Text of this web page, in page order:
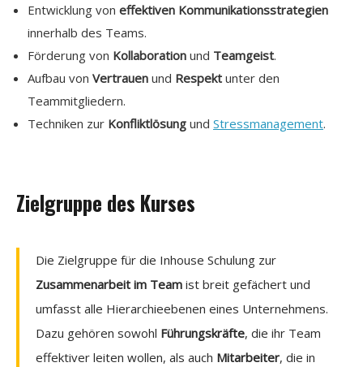
Entwicklung von effektiven Kommunikationsstrategien
innerhalb des Teams.
Förderung von Kollaboration und Teamgeist.
Aufbau von Vertrauen und Respekt unter den
Teammitgliedern.
Techniken zur Konfliktlösung und Stressmanagement.
Zielgruppe des Kurses
Die Zielgruppe für die Inhouse Schulung zur
Zusammenarbeit im Team ist breit gefächert und
umfasst alle Hierarchieebenen eines Unternehmens.
Dazu gehören sowohl Führungskräfte, die ihr Team
effektiver leiten wollen, als auch Mitarbeiter, die in